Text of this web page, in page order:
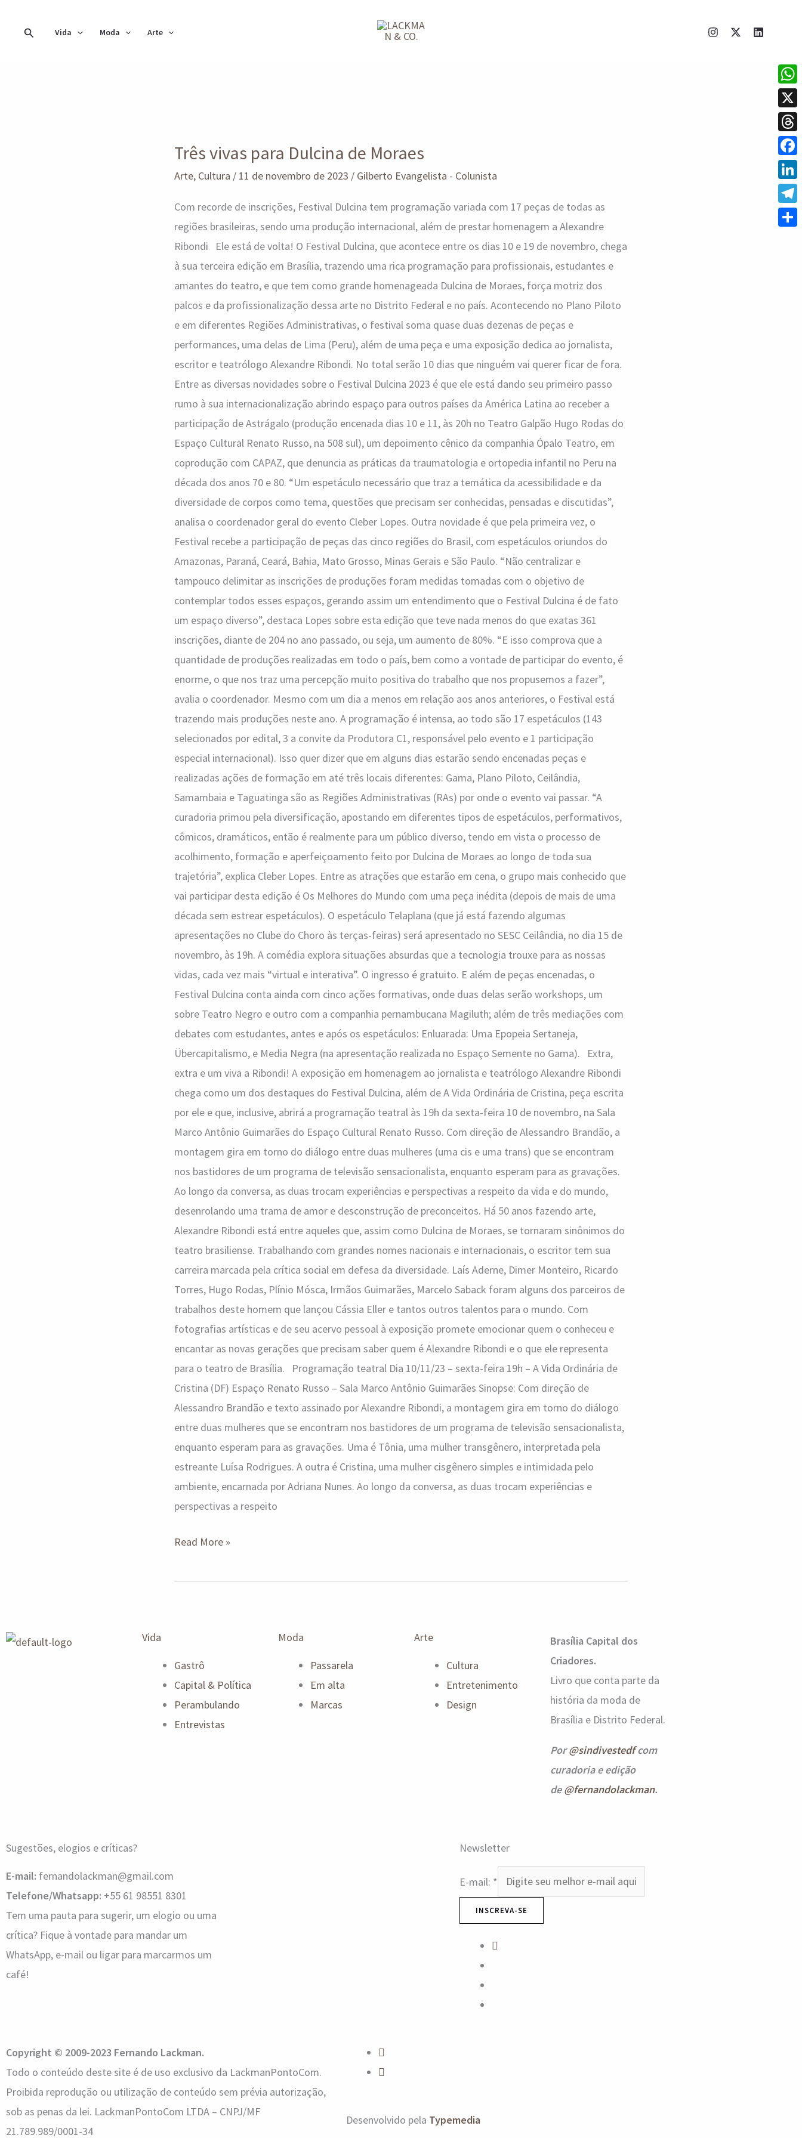
Pesquisar
Vida Moda Arte
Três vivas para Dulcina de Moraes
Arte, Cultura / 11 de novembro de 2023 / Gilberto Evangelista - Colunista
Com recorde de inscrições, Festival Dulcina tem programação variada com 17 peças de todas as
regiões brasileiras, sendo uma produção internacional, além de prestar homenagem a Alexandre
Ribondi Ele está de volta! O Festival Dulcina, que acontece entre os dias 10 e 19 de novembro, chega
à sua terceira edição em Brasília, trazendo uma rica programação para profissionais, estudantes e
amantes do teatro, e que tem como grande homenageada Dulcina de Moraes, força motriz dos
palcos e da profissionalização dessa arte no Distrito Federal e no país. Acontecendo no Plano Piloto
e em diferentes Regiões Administrativas, o festival soma quase duas dezenas de peças e
performances, uma delas de Lima (Peru), além de uma peça e uma exposição dedica ao jornalista,
escritor e teatrólogo Alexandre Ribondi. No total serão 10 dias que ninguém vai querer ficar de fora.
Entre as diversas novidades sobre o Festival Dulcina 2023 é que ele está dando seu primeiro passo
rumo à sua internacionalização abrindo espaço para outros países da América Latina ao receber a
participação de Astrágalo (produção encenada dias 10 e 11, às 20h no Teatro Galpão Hugo Rodas do
Espaço Cultural Renato Russo, na 508 sul), um depoimento cênico da companhia Ópalo Teatro, em
coprodução com CAPAZ, que denuncia as práticas da traumatologia e ortopedia infantil no Peru na
década dos anos 70 e 80. “Um espetáculo necessário que traz a temática da acessibilidade e da
diversidade de corpos como tema, questões que precisam ser conhecidas, pensadas e discutidas”,
analisa o coordenador geral do evento Cleber Lopes. Outra novidade é que pela primeira vez, o
Festival recebe a participação de peças das cinco regiões do Brasil, com espetáculos oriundos do
Amazonas, Paraná, Ceará, Bahia, Mato Grosso, Minas Gerais e São Paulo. “Não centralizar e
tampouco delimitar as inscrições de produções foram medidas tomadas com o objetivo de
contemplar todos esses espaços, gerando assim um entendimento que o Festival Dulcina é de fato
um espaço diverso”, destaca Lopes sobre esta edição que teve nada menos do que exatas 361
inscrições, diante de 204 no ano passado, ou seja, um aumento de 80%. “E isso comprova que a
quantidade de produções realizadas em todo o país, bem como a vontade de participar do evento, é
enorme, o que nos traz uma percepção muito positiva do trabalho que nos propusemos a fazer”,
avalia o coordenador. Mesmo com um dia a menos em relação aos anos anteriores, o Festival está
trazendo mais produções neste ano. A programação é intensa, ao todo são 17 espetáculos (143
selecionados por edital, 3 a convite da Produtora C1, responsável pelo evento e 1 participação
especial internacional). Isso quer dizer que em alguns dias estarão sendo encenadas peças e
realizadas ações de formação em até três locais diferentes: Gama, Plano Piloto, Ceilândia,
Samambaia e Taguatinga são as Regiões Administrativas (RAs) por onde o evento vai passar. “A
curadoria primou pela diversificação, apostando em diferentes tipos de espetáculos, performativos,
cômicos, dramáticos, então é realmente para um público diverso, tendo em vista o processo de
acolhimento, formação e aperfeiçoamento feito por Dulcina de Moraes ao longo de toda sua
trajetória”, explica Cleber Lopes. Entre as atrações que estarão em cena, o grupo mais conhecido que
vai participar desta edição é Os Melhores do Mundo com uma peça inédita (depois de mais de uma
década sem estrear espetáculos). O espetáculo Telaplana (que já está fazendo algumas
apresentações no Clube do Choro às terças-feiras) será apresentado no SESC Ceilândia, no dia 15 de
novembro, às 19h. A comédia explora situações absurdas que a tecnologia trouxe para as nossas
vidas, cada vez mais “virtual e interativa”. O ingresso é gratuito. E além de peças encenadas, o
Festival Dulcina conta ainda com cinco ações formativas, onde duas delas serão workshops, um
sobre Teatro Negro e outro com a companhia pernambucana Magiluth; além de três mediações com
debates com estudantes, antes e após os espetáculos: Enluarada: Uma Epopeia Sertaneja,
Übercapitalismo, e Media Negra (na apresentação realizada no Espaço Semente no Gama). Extra,
extra e um viva a Ribondi! A exposição em homenagem ao jornalista e teatrólogo Alexandre Ribondi
chega como um dos destaques do Festival Dulcina, além de A Vida Ordinária de Cristina, peça escrita
por ele e que, inclusive, abrirá a programação teatral às 19h da sexta-feira 10 de novembro, na Sala
Marco Antônio Guimarães do Espaço Cultural Renato Russo. Com direção de Alessandro Brandão, a
montagem gira em torno do diálogo entre duas mulheres (uma cis e uma trans) que se encontram
nos bastidores de um programa de televisão sensacionalista, enquanto esperam para as gravações.
Ao longo da conversa, as duas trocam experiências e perspectivas a respeito da vida e do mundo,
desenrolando uma trama de amor e desconstrução de preconceitos. Há 50 anos fazendo arte,
Alexandre Ribondi está entre aqueles que, assim como Dulcina de Moraes, se tornaram sinônimos do
teatro brasiliense. Trabalhando com grandes nomes nacionais e internacionais, o escritor tem sua
carreira marcada pela crítica social em defesa da diversidade. Laís Aderne, Dimer Monteiro, Ricardo
Torres, Hugo Rodas, Plínio Mósca, Irmãos Guimarães, Marcelo Saback foram alguns dos parceiros de
trabalhos deste homem que lançou Cássia Eller e tantos outros talentos para o mundo. Com
fotografias artísticas e de seu acervo pessoal à exposição promete emocionar quem o conheceu e
encantar as novas gerações que precisam saber quem é Alexandre Ribondi e o que ele representa
para o teatro de Brasília. Programação teatral Dia 10/11/23 – sexta-feira 19h – A Vida Ordinária de
Cristina (DF) Espaço Renato Russo – Sala Marco Antônio Guimarães Sinopse: Com direção de
Alessandro Brandão e texto assinado por Alexandre Ribondi, a montagem gira em torno do diálogo
entre duas mulheres que se encontram nos bastidores de um programa de televisão sensacionalista,
enquanto esperam para as gravações. Uma é Tônia, uma mulher transgênero, interpretada pela
estreante Luísa Rodrigues. A outra é Cristina, uma mulher cisgênero simples e intimidada pelo
ambiente, encarnada por Adriana Nunes. Ao longo da conversa, as duas trocam experiências e
perspectivas a respeito
para
Dulcina
Moraes
Read More »
Vida
Gastrô
Capital & Política
Perambulando
Entrevistas
Moda
Passarela
Em alta
Marcas
Arte
Cultura
Entretenimento
Design
Brasília Capital dos
Criadores.
Livro que conta parte da
história da moda de
Brasília e Distrito Federal.
Por@sindivestedfcom
curadoria e edição
de@fernandolackman.
Sugestões, elogios e críticas?
E-mail: fernandolackman@gmail.com
Telefone/Whatsapp: +55 61 98551 8301
Tem uma pauta para sugerir, um elogio ou uma
crítica? Fique à vontade para mandar um
WhatsApp, e-mail ou ligar para marcarmos um
café!
Newsletter
E-mail: *
INSCREVA-SE
Copyright © 2009-2023 Fernando Lackman.
Todo o conteúdo deste site é de uso exclusivo da LackmanPontoCom.
Proibida reprodução ou utilização de conteúdo sem prévia autorização,
sob as penas da lei. LackmanPontoCom LTDA – CNPJ/MF
21.789.989/0001-34
Desenvolvido pela Typemedia
X